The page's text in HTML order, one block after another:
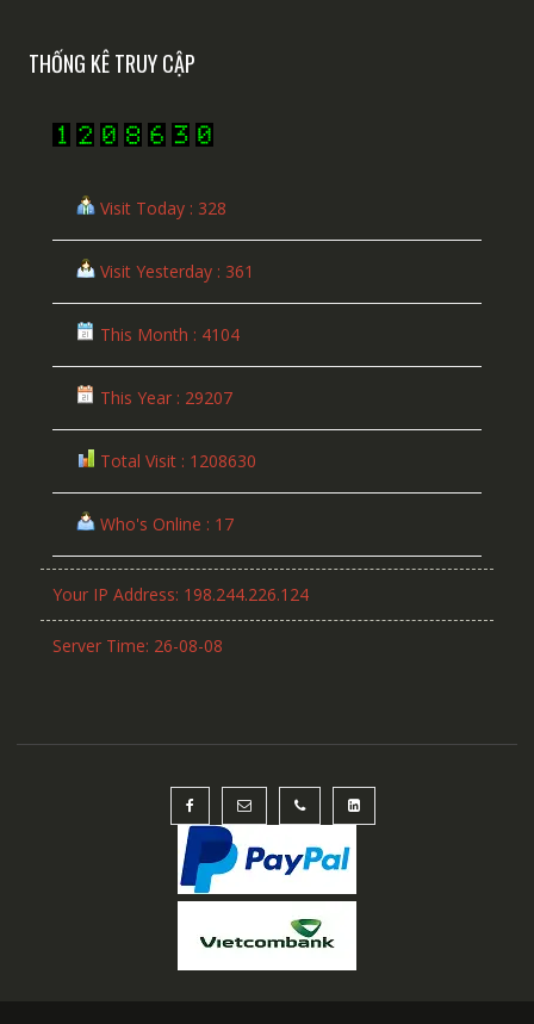
THỐNG KÊ TRUY CẬP
Visit Today : 328
Visit Yesterday : 361
This Month : 4104
This Year : 29207
Total Visit : 1208630
Who's Online : 17
Your IP Address: 198.244.226.124
Server Time: 26-08-08